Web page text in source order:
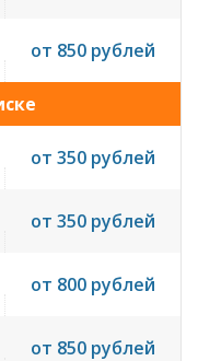
от 850 рублей
от 350 рублей
от 350 рублей
от 800 рублей
от 850 рублей